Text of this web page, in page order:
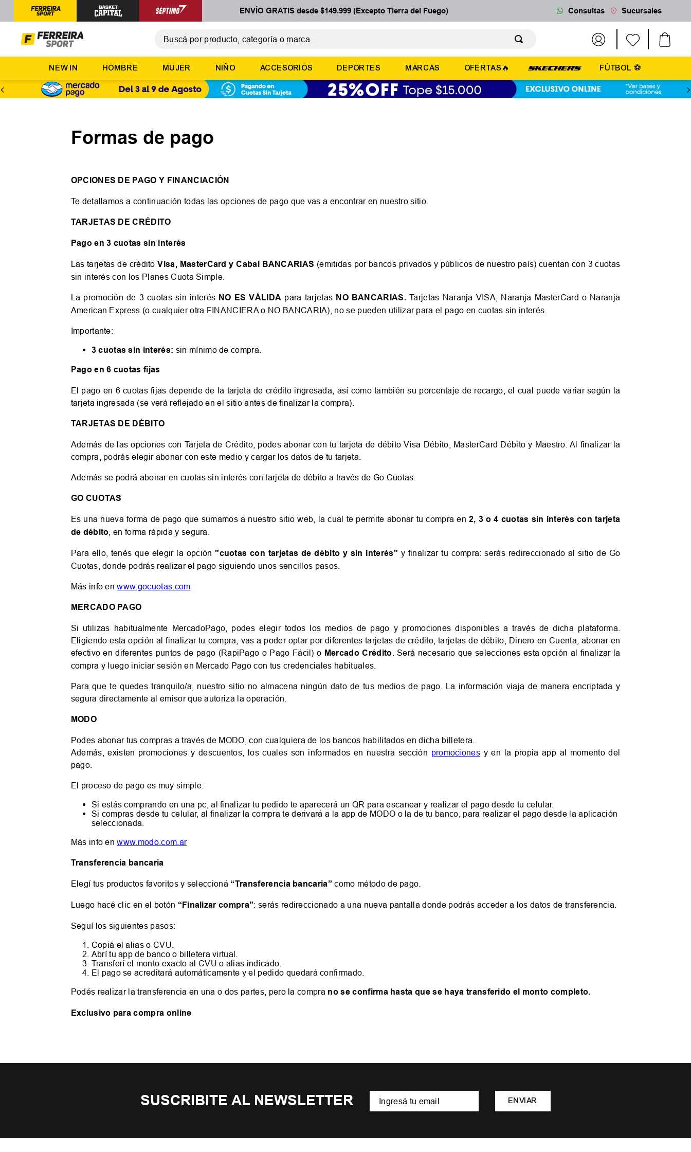
ENVÍO GRATIS desde $149.999 (Excepto Tierra del Fuego) Consultas Sucursales
NEW IN HOMBRE MUJER NIÑO ACCESORIOS DEPORTES MARCAS OFERTAS🔥 FÚTBOL ⚽
Formas de pago
OPCIONES DE PAGO Y FINANCIACIÓN
Te detallamos a continuación todas las opciones de pago que vas a encontrar en nuestro sitio.
TARJETAS DE CRÉDITO
Pago en 3 cuotas sin interés
Las tarjetas de créditoVisa, MasterCard y Cabal BANCARIAS (emitidas por bancos privados y públicos de nuestro país) cuentan con 3 cuotas
sin interés con los Planes Cuota Simple.
La promoción de 3 cuotas sin interés NO ES VÁLIDA para tarjetas NO BANCARIAS. Tarjetas Naranja VISA, Naranja MasterCard o Naranja
American Express (o cualquier otra FINANCIERA o NO BANCARIA), no se pueden utilizar para el pago en cuotas sin interés.
Importante:
3 cuotas sin interés: sin mínimo de compra.
Pago en 6 cuotas fijas
El pago en 6 cuotas fijas depende de la tarjeta de crédito ingresada, así como también su porcentaje de recargo, el cual puede variar según la
tarjeta ingresada (se verá reflejado en el sitio antes de finalizar la compra).
TARJETAS DE DÉBITO
Además de las opciones con Tarjeta de Crédito, podes abonar con tu tarjeta de débito Visa Débito, MasterCard Débito y Maestro. Al finalizar la
compra, podrás elegir abonar con este medio y cargar los datos de tu tarjeta.
Además se podrá abonar en cuotas sin interés con tarjeta de débito a través de Go Cuotas.
GO CUOTAS
Es una nueva forma de pago que sumamos a nuestro sitio web, la cual te permite abonar tu compra en2, 3 o 4 cuotas sin interés con tarjeta
de débito , en forma rápida y segura.
Para ello, tenés que elegir la opción"cuotas con tarjetas de débito y sin interés" y finalizar tu compra: serás redireccionado al sitio de Go
Cuotas, donde podrás realizar el pago siguiendo unos sencillos pasos.
Más info enwww.gocuotas.com
MERCADO PAGO
Si utilizas habitualmente MercadoPago, podes elegir todos los medios de pago y promociones disponibles a través de dicha plataforma.
Eligiendo esta opción al finalizar tu compra, vas a poder optar por diferentes tarjetas de crédito, tarjetas de débito, Dinero en Cuenta, abonar en
efectivo en diferentes puntos de pago (RapiPago o Pago Fácil) o Mercado Crédito . Será necesario que selecciones esta opción al finalizar la
compra y luego iniciar sesión en Mercado Pago con tus credenciales habituales.
Para que te quedes tranquilo/a, nuestro sitio no almacena ningún dato de tus medios de pago. La información viaja de manera encriptada y
segura directamente al emisor que autoriza la operación.
MODO
Podes abonar tus compras a través de MODO, con cualquiera de los bancos habilitados en dicha billetera.
Además, existen promociones y descuentos, los cuales son informados en nuestra sección promociones y en la propia app al momento del
pago.
El proceso de pago es muy simple:
Si estás comprando en una pc, al finalizar tu pedido te aparecerá un QR para escanear y realizar el pago desde tu celular.
Si compras desde tu celular, al finalizar la compra te derivará a la app de MODO o la de tu banco, para realizar el pago desde la aplicación
seleccionada.
Más info enwww.modo.com.ar
Transferencia bancaria
Elegí tus productos favoritos y seleccioná “Transferencia bancaria” como método de pago.
Luego hacé clic en el botón “Finalizar compra”: serás redireccionado a una nueva pantalla donde podrás acceder a los datos de transferencia.
Seguí los siguientes pasos:
Copiá el alias o CVU.
Abrí tu app de banco o billetera virtual.
Transferí el monto exacto al CVU o alias indicado.
El pago se acreditará automáticamente y el pedido quedará confirmado.
Podés realizar la transferencia en una o dos partes, pero la compra no se confirma hasta que se haya transferido el monto completo.
Exclusivo para compra online
SUSCRIBITE AL NEWSLETTER ENVIAR
TÉRMINOS MÁS BUSCADOS
2.
zapatillas